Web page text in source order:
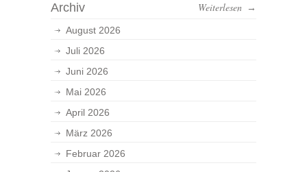
Weiterlesen →
Archiv
August 2026
Juli 2026
Juni 2026
Mai 2026
April 2026
März 2026
Februar 2026